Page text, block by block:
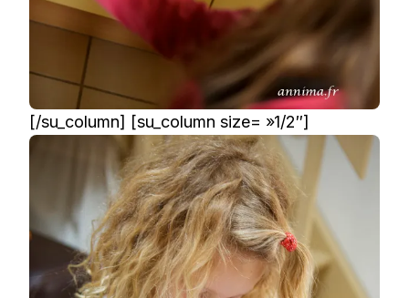
[/su_column] [su_column size= »1/2″]